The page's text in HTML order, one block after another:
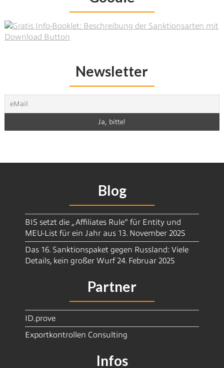
Newsletter
Blog
BIS setzt die „Affiliates Rule“ für Entity und
MEU-List für ein Jahr aus 13. November 2025
Das 16. Sanktionspaket gegen Russland: Viele
Details, kein großer Wurf 24. Februar 2025
Partner
ID.prove
Exportkontrollen Consulting
Infos